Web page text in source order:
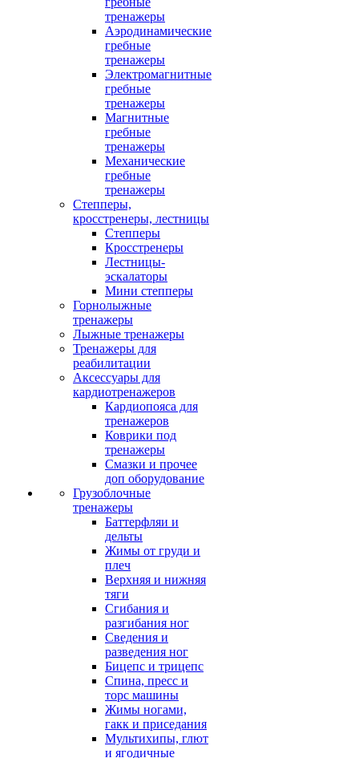
тренажеры
Аэродинамические
гребные
тренажеры
Электромагнитные
гребные
тренажеры
Магнитные
гребные
тренажеры
Механические
гребные
тренажеры
Степперы,
кросстренеры, лестницы
Степперы
Кросстренеры
Лестницы-
эскалаторы
Мини степперы
Горнолыжные
тренажеры
Лыжные тренажеры
Тренажеры для
реабилитации
Аксессуары для
кардиотренажеров
Кардиопояса для
тренажеров
Коврики под
тренажеры
Смазки и прочее
доп оборудование
Грузоблочные
тренажеры
Баттерфляи и
дельты
Жимы от груди и
плеч
Верхняя и нижняя
тяги
Сгибания и
разгибания ног
Сведения и
разведения ног
Бицепс и трицепс
Спина, пресс и
торс машины
Жимы ногами,
гакк и приседания
Мультихипы, глют
и ягодичные